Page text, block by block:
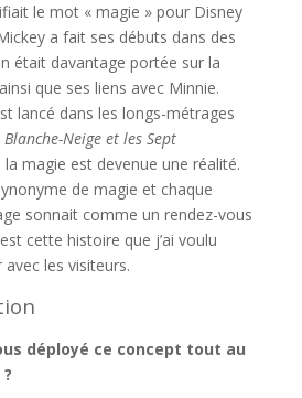
le mot « magie » pour Disney
a fait ses débuts dans des
était davantage portée sur la
que ses liens avec Minnie.
lancé dans les longs-métrages
Blanche-Neige et les Sept
la magie est devenue une réalité.
de magie et chaque
sonnait comme un rendez-vous
cette histoire que j’ai voulu
les visiteurs.
déployé ce concept tout au